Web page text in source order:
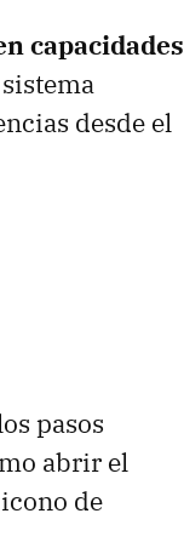
capacidades
desde el
pasos
abrir el
de